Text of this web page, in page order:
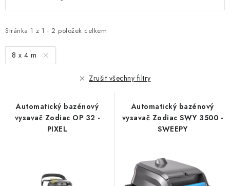
i
s
p
Stránka 1 z 1 - 2 položek celkem
e
n
í 8 x 4 m
Zrušit všechny filtry
Automatický bazénový
vysavač Zodiac OP 32 -
PIXEL
Automatický bazénový
vysavač Zodiac SWY 3500 -
SWEEPY